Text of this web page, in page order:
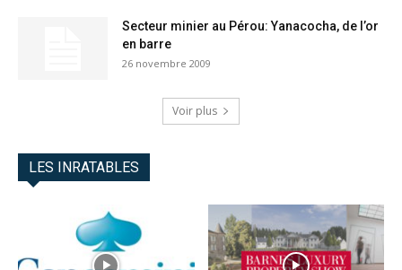
Secteur minier au Pérou: Yanacocha, de l’or
en barre
26 novembre 2009
Voir plus
LES INRATABLES